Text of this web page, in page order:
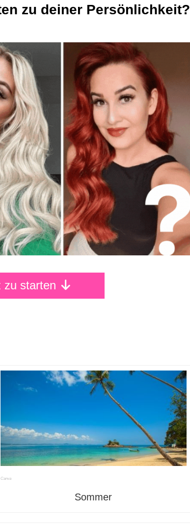
zu deiner Persönlichkeit?
zu starten
Canva
Sommer